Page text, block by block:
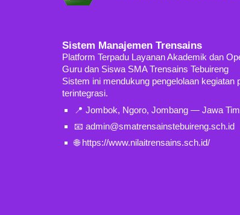
Sistem Manajemen Trensains
Platform Terpadu Layanan Akademik dan
Guru dan Siswa SMA Trensains Tebuireng
Sistem ini mendukung pengelolaan
terintegrasi.
📍 Jombok, Ngoro, Jombang — Jawa
📧 admin@smatrensainstebuireng.sch.id
🌐 https://www.nilaitrensains.sch.id/